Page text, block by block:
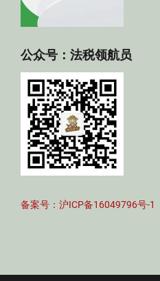
公众号：法税领航员
备案号：沪ICP备16049796号-1